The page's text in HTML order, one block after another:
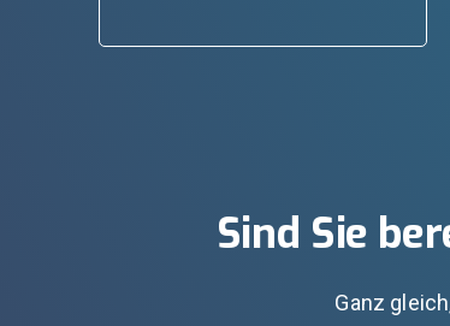
Sind Sie
Ganz